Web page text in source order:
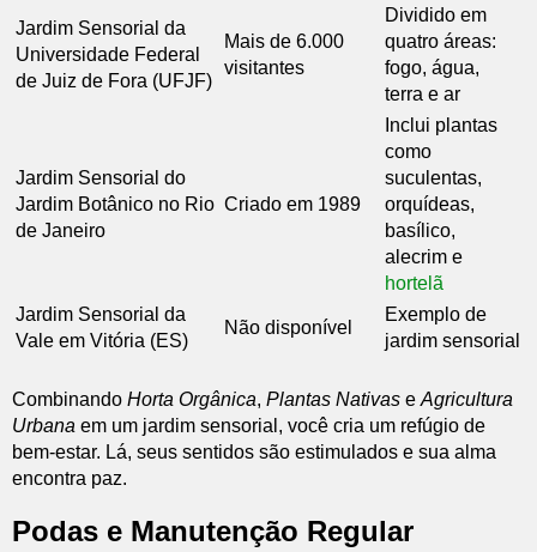
Jardim Sensorial da
Universidade Federal
de Juiz de Fora (UFJF)
Mais de 6.000
visitantes
Dividido em
quatro áreas:
fogo, água,
terra e ar
Jardim Sensorial do
Jardim Botânico no Rio
de Janeiro
Criado em 1989
Inclui plantas
como
suculentas,
orquídeas,
basílico,
alecrim e
hortelã
Jardim Sensorial da
Vale em Vitória (ES)
Não disponível
Exemplo de
jardim sensorial
Combinando Horta Orgânica, Plantas Nativas e Agricultura
Urbana em um jardim sensorial, você cria um refúgio de
bem-estar. Lá, seus sentidos são estimulados e sua alma
encontra paz.
Podas e Manutenção Regular